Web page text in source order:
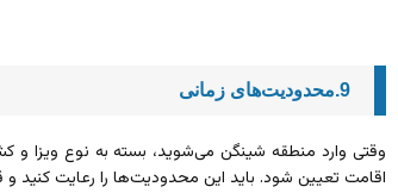
9.محدودیت‌های زمانی
وقتی وارد منطقه شینگن می‌شوید، بسته به نوع ویزا
اقامت تعیین شود. باید این محدودیت‌ها را رعایت کنید